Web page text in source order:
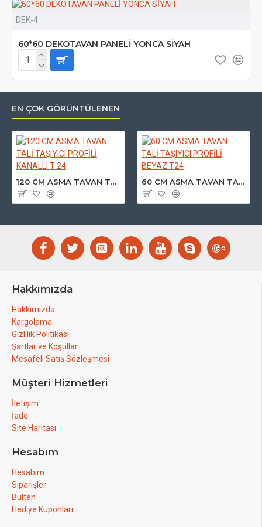
DEK-4
60*60 DEKOTAVAN PANELİ YONCA SİYAH
EN ÇOK GÖRÜNTÜLENEN
120 CM ASMA TAVAN TALİ TAŞIYICI PROFİLİ KANALLI T 24 60 CM ASMA TAVAN TALİ TAŞIYICI PROFİLİ BEYAZ T24
Hakkımızda
Hakkımızda
Kargolama
Gizlilik Politikası
Şartlar ve Koşullar
Mesafeli Satış Sözleşmesi
Müşteri Hizmetleri
İletişim
İade
Site Haritası
Hesabım
Hesabım
Siparişler
Bülten
Hediye Kuponları